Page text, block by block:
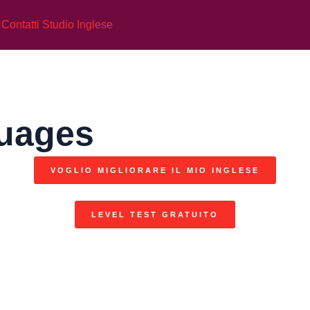
VOGLIO MIGLIORARE IL MIO INGLESE
LEVEL TEST GRATUITO